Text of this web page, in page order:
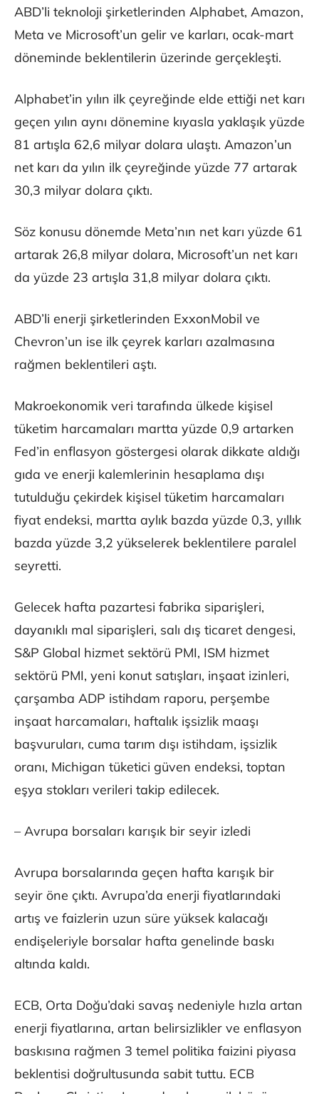
ABD’li teknoloji şirketlerinden Alphabet, Amazon,
Meta ve Microsoft’un gelir ve karları, ocak-mart
döneminde beklentilerin üzerinde gerçekleşti.
Alphabet’in yılın ilk çeyreğinde elde ettiği net karı
geçen yılın aynı dönemine kıyasla yaklaşık yüzde
81 artışla 62,6 milyar dolara ulaştı. Amazon’un
net karı da yılın ilk çeyreğinde yüzde 77 artarak
30,3 milyar dolara çıktı.
Söz konusu dönemde Meta’nın net karı yüzde 61
artarak 26,8 milyar dolara, Microsoft’un net karı
da yüzde 23 artışla 31,8 milyar dolara çıktı.
ABD’li enerji şirketlerinden ExxonMobil ve
Chevron’un ise ilk çeyrek karları azalmasına
rağmen beklentileri aştı.
Makroekonomik veri tarafında ülkede kişisel
tüketim harcamaları martta yüzde 0,9 artarken
Fed’in enflasyon göstergesi olarak dikkate aldığı
gıda ve enerji kalemlerinin hesaplama dışı
tutulduğu çekirdek kişisel tüketim harcamaları
fiyat endeksi, martta aylık bazda yüzde 0,3, yıllık
bazda yüzde 3,2 yükselerek beklentilere paralel
seyretti.
Gelecek hafta pazartesi fabrika siparişleri,
dayanıklı mal siparişleri, salı dış ticaret dengesi,
S&P Global hizmet sektörü PMI, ISM hizmet
sektörü PMI, yeni konut satışları, inşaat izinleri,
çarşamba ADP istihdam raporu, perşembe
inşaat harcamaları, haftalık işsizlik maaşı
başvuruları, cuma tarım dışı istihdam, işsizlik
oranı, Michigan tüketici güven endeksi, toptan
eşya stokları verileri takip edilecek.
– Avrupa borsaları karışık bir seyir izledi
Avrupa borsalarında geçen hafta karışık bir
seyir öne çıktı. Avrupa’da enerji fiyatlarındaki
artış ve faizlerin uzun süre yüksek kalacağı
endişeleriyle borsalar hafta genelinde baskı
altında kaldı.
ECB, Orta Doğu’daki savaş nedeniyle hızla artan
enerji fiyatlarına, artan belirsizlikler ve enflasyon
baskısına rağmen 3 temel politika faizini piyasa
beklentisi doğrultusunda sabit tuttu. ECB